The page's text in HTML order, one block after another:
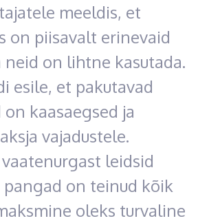
meeldis, et
on piisavalt erinevaid
neid on lihtne kasutada.
esile, et pakutavad
kaasaegsed ja
vajadustele.
leidsid
pangad on teinud kõik
oleks turvaline